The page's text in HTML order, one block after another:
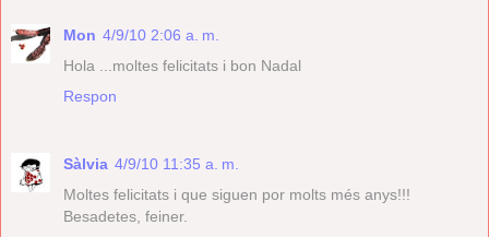
Mon 4/9/10 2:06 a. m.
Hola ...moltes felicitats i bon Nadal
Respon
Sàlvia 4/9/10 11:35 a. m.
Moltes felicitats i que siguen por molts més anys!!!
Besadetes, feiner.